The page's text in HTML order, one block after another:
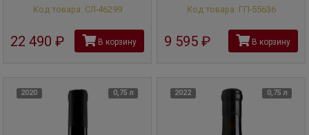
Код товара: СЛ-46299
22 490 рубВ корзину
Код товара: ГП-55636
9 595 руб В корзину
2020 0,75 л 2022 0,75 л